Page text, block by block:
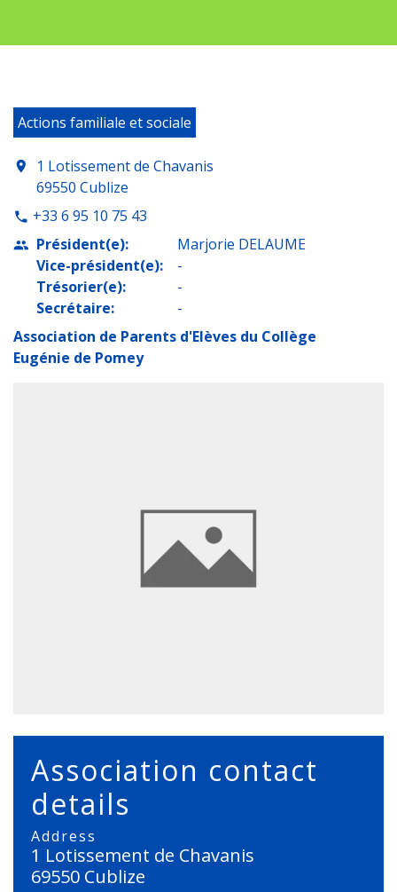
Actions familiale et sociale
location_on
1 Lotissement de Chavanis
69550 Cublize
phone +33 6 95 10 75 43
people Président(e):
Vice-président(e):
Trésorier(e):
Secrétaire:
Marjorie DELAUME
-
-
-
Association de Parents d'Elèves du Collège
Eugénie de Pomey
Association contact
details
Address
1 Lotissement de Chavanis
69550 Cublize